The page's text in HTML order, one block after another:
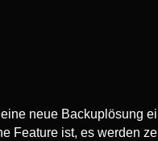
neue Backuplösung
Feature ist, es werden